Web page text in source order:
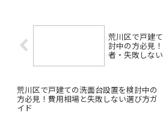
荒川区で戸建
討中の方必見
者・失敗しな
荒川区で戸建ての洗面台設置を検討中の
方必見！費用相場と失敗しない選び方ガ
イド